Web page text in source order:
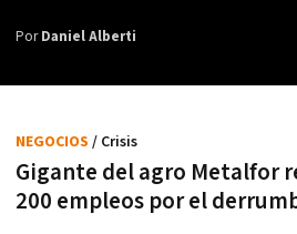
PorDaniel Alberti
Gigante del agro Metalfor
200 empleos por el
NEGOCIOS / Crisis